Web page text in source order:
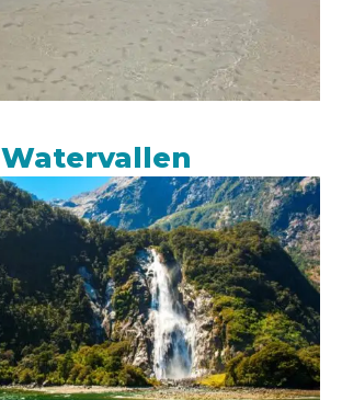
Watervallen